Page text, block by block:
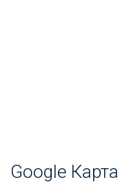
Google Карта